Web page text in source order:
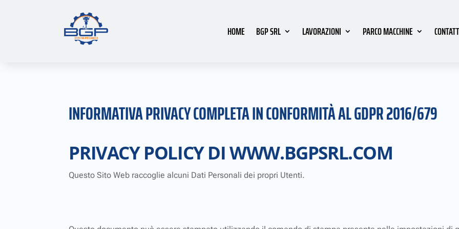
HOME BGP SRL LAVORAZIONI PARCO MACCHINE
INFORMATIVA PRIVACY COMPLETA IN CONFORMITÀ AL GDPR 2016/679
PRIVACY POLICY DIWWW.BGPSRL.COM
Questo Sito Web raccoglie alcuni Dati Personali dei propri Utenti.